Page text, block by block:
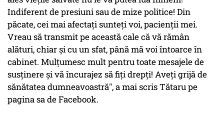
Indiferent de presiuni sau de mize politice! Din
păcate, cei mai afectaţi sunteţi voi, pacienţii mei.
Vreau să transmit pe această cale că vă rămân
alături, chiar şi cu un sfat, până mă voi întoarce în
cabinet. Mulţumesc mult pentru toate mesajele de
susţinere şi vă încurajez să fiţi drepţi! Aveţi grijă de
sănătatea dumneavoastră", a mai scris Tătaru pe
pagina sa de Facebook.